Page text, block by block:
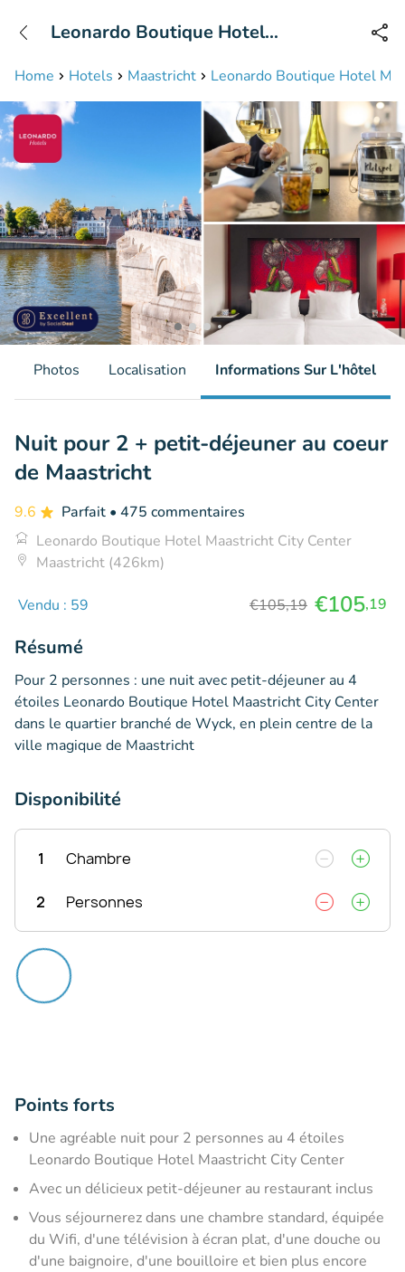
Disponible jusqu'à 23:00 heures
Home Hotels Maastricht Leonardo Boutique Hotel
Leonardo Boutique Hotel
Photos Localisation Informations Sur L'hôtel
Nuit pour 2 + petit-déjeuner au coeur
de Maastricht
9.6 Parfait • 475 commentaires
Leonardo Boutique Hotel Maastricht City Center
Maastricht (426km)
Vendu : 59 €105,19 €105,19
Résumé
Pour 2 personnes : une nuit avec petit-déjeuner au 4
étoiles Leonardo Boutique Hotel Maastricht City Center
dans le quartier branché de Wyck, en plein centre de la
ville magique de Maastricht
Disponibilité
1 Chambre
2 Personnes
Points forts
Une agréable nuit pour 2 personnes au 4 étoiles
Leonardo Boutique Hotel Maastricht City Center
Avec un délicieux petit-déjeuner au restaurant inclus
Vous séjournerez dans une chambre standard, équipée
du Wifi, d'une télévision à écran plat, d'une douche ou
d'une baignoire, d'une bouilloire et bien plus encore